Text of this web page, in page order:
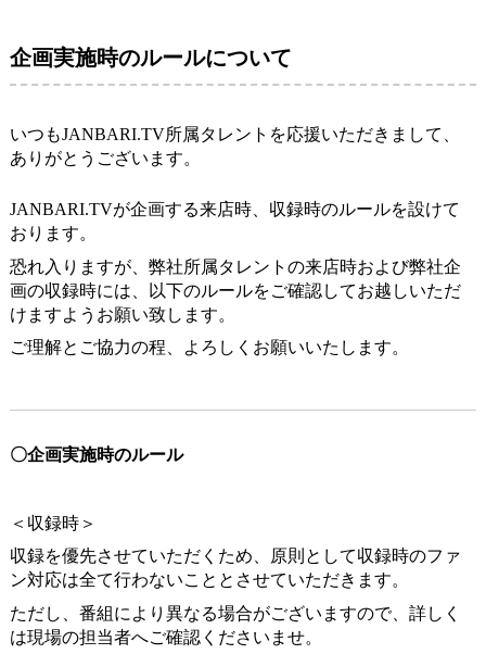
企画実施時のルールについて
いつもJANBARI.TV所属タレントを応援いただきまして、
ありがとうございます。
JANBARI.TVが企画する来店時、収録時のルールを設けて
おります。
恐れ入りますが、弊社所属タレントの来店時および弊社企
画の収録時には、以下のルールをご確認してお越しいただ
けますようお願い致します。
ご理解とご協力の程、よろしくお願いいたします。
〇企画実施時のルール
＜収録時＞
収録を優先させていただくため、原則として収録時のファ
ン対応は全て行わないこととさせていただきます。
ただし、番組により異なる場合がございますので、詳しく
は現場の担当者へご確認くださいませ。